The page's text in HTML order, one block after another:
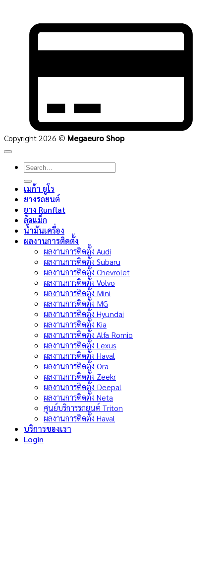
Copyright 2026 © Megaeuro Shop
Search
for:
เมก้า ยูโร
ยางรถยนต์
ยาง Runflat
ล้อแม็ก
น้ำมันเครื่อง
ผลงานการติดตั้ง
ผลงานการติดตั้ง Audi
ผลงานการติดตั้ง Subaru
ผลงานการติดตั้ง Chevrolet
ผลงานการติดตั้ง Volvo
ผลงานการติดตั้ง Mini
ผลงานการติดตั้ง MG
ผลงานการติดตั้ง Hyundai
ผลงานการติดตั้ง Kia
ผลงานการติดตั้ง Alfa Romio
ผลงานการติดตั้ง Lexus
ผลงานการติดตั้ง Haval
ผลงานการติดตั้ง Ora
ผลงานการติดตั้ง Zeekr
ผลงานการติดตั้ง Deepal
ผลงานการติดตั้ง Neta
ศูนย์บริการรถยนต์ Triton
ผลงานการติดตั้ง Haval
บริการของเรา
Login